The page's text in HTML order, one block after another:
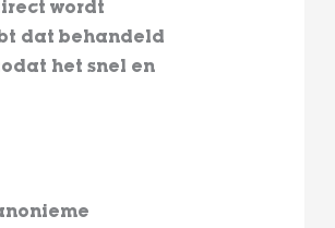
wordt
dat behandeld
het snel en